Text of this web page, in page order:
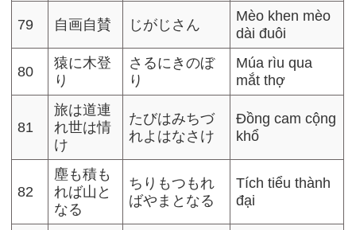
79 自画自賛 じがじさん
Mèo khen mèo
dài đuôi
80
猿に木登
り
さるにきのぼ
り
Múa rìu qua
mắt thợ
81
旅は道連
れ世は情
け
たびはみちづ
れよはなさけ
Đồng cam cộng
khổ
82
塵も積も
れば山と
なる
ちりもつもれ
ばやまとなる
Tích tiểu thành
đại